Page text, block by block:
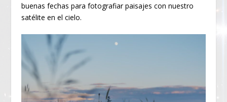
buenas fechas para fotografiar paisajes con nuestro
satélite en el cielo.